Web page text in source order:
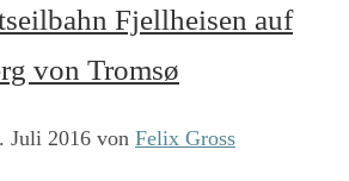
Fjellheisen auf
von Tromsø
Juli 2016 von Felix Gross